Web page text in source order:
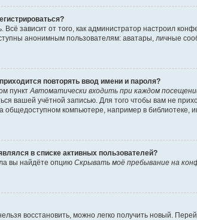
Всё зависит от того, как администратор настроил
анонимным пользователям: аватары, личные
повторять ввод имени и пароля?
пункт Автоматически входить при каждом
вашей учётной записью. Для того чтобы вам не
общедоступном компьютере, например в библиотеке,
в списке активных пользователей?
вы найдёте опцию Скрывать моё пребывание на
восстановить, можно легко получить новый.